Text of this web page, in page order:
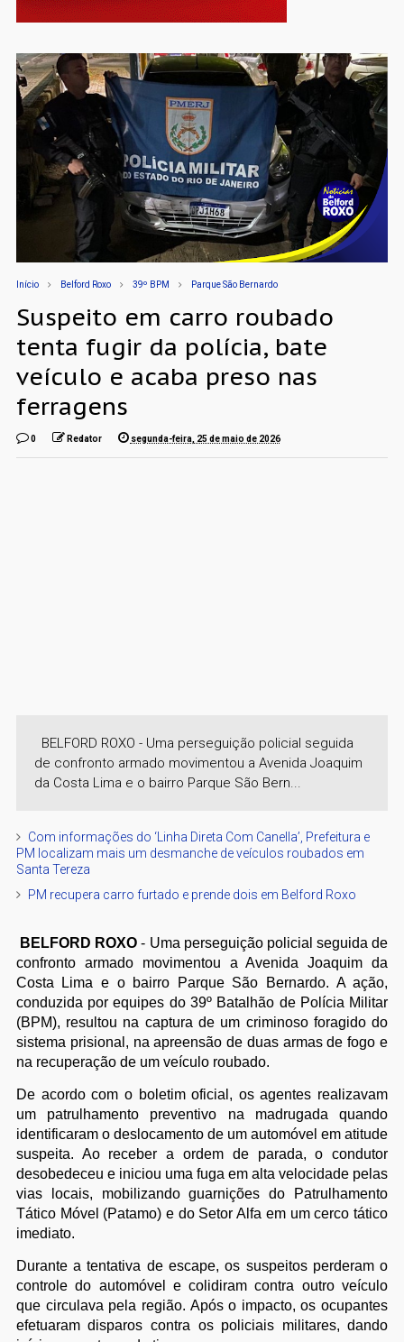
Início Belford Roxo 39º BPM Parque São Bernardo
Suspeito em carro roubado
tenta fugir da polícia, bate
veículo e acaba preso nas
ferragens
0 Redator segunda-feira, 25 de maio de 2026
BELFORD ROXO - Uma perseguição policial seguida
de confronto armado movimentou a Avenida Joaquim
da Costa Lima e o bairro Parque São Bern...
Com informações do ‘Linha Direta Com Canella’, Prefeitura e
PM localizam mais um desmanche de veículos roubados em
Santa Tereza
PM recupera carro furtado e prende dois em Belford Roxo
BELFORD ROXO - Uma perseguição policial seguida de
confronto armado movimentou a Avenida Joaquim da
Costa Lima e o bairro Parque São Bernardo. A ação,
conduzida por equipes do 39º Batalhão de Polícia Militar
(BPM), resultou na captura de um criminoso foragido do
sistema prisional, na apreensão de duas armas de fogo e
na recuperação de um veículo roubado.
De acordo com o boletim oficial, os agentes realizavam
um patrulhamento preventivo na madrugada quando
identificaram o deslocamento de um automóvel em atitude
suspeita. Ao receber a ordem de parada, o condutor
desobedeceu e iniciou uma fuga em alta velocidade pelas
vias locais, mobilizando guarnições do Patrulhamento
Tático Móvel (Patamo) e do Setor Alfa em um cerco tático
imediato.
Durante a tentativa de escape, os suspeitos perderam o
controle do automóvel e colidiram contra outro veículo
que circulava pela região. Após o impacto, os ocupantes
efetuaram disparos contra os policiais militares, dando